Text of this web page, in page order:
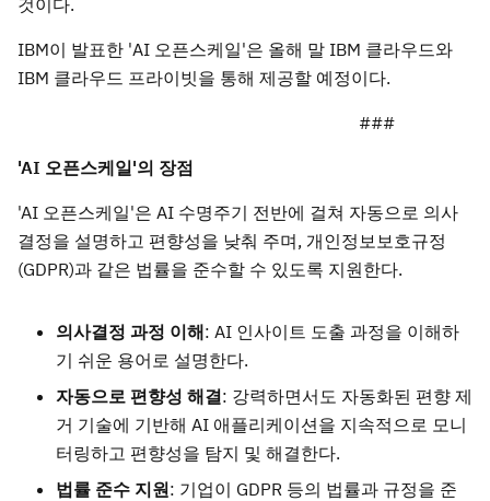
것이다.
IBM이 발표한 'AI 오픈스케일'은 올해 말 IBM 클라우드와
IBM 클라우드 프라이빗을 통해 제공할 예정이다.
###
'AI 오픈스케일'의 장점
'AI 오픈스케일'은 AI 수명주기 전반에 걸쳐 자동으로 의사
결정을 설명하고 편향성을 낮춰 주며, 개인정보보호규정
(GDPR)과 같은 법률을 준수할 수 있도록 지원한다.
의사결정 과정 이해: AI 인사이트 도출 과정을 이해하
기 쉬운 용어로 설명한다.
자동으로 편향성 해결: 강력하면서도 자동화된 편향 제
거 기술에 기반해 AI 애플리케이션을 지속적으로 모니
터링하고 편향성을 탐지 및 해결한다.
법률 준수 지원: 기업이 GDPR 등의 법률과 규정을 준